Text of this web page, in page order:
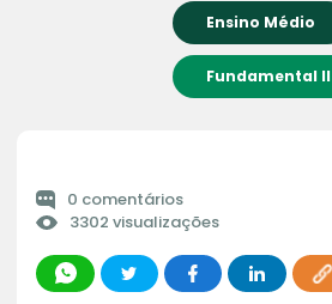
Ensino Médio
Fundamental II
0 comentários
3302 visualizações